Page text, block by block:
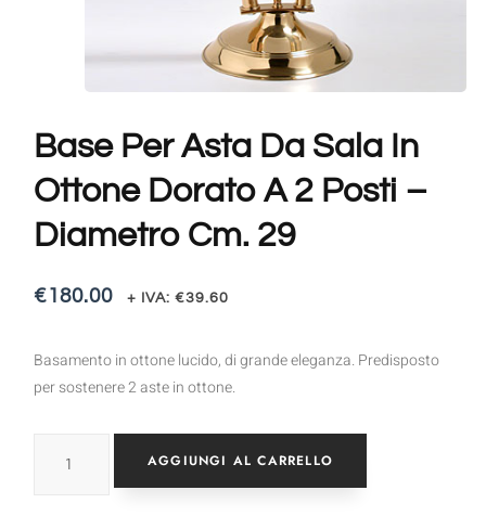
Base Per Asta Da Sala In
Ottone Dorato A 2 Posti –
Diametro Cm. 29
€180.00 + IVA: €39.60
Basamento in ottone lucido, di grande eleganza. Predisposto
per sostenere 2 aste in ottone.
AGGIUNGI AL CARRELLO